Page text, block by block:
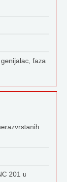
faza
201 u